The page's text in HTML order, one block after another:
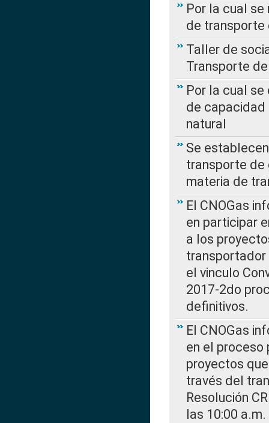
Por la cual
de transporte
Taller de
Transporte
Por la cual
de capacidad
natural
Se
transporte de
materia de
El CNOGas
en participar
a los
transportador
el vinculo
2017-2do
definitivos.
El CNOGas
en el proceso
proyectos
través del
Resolución
las 10:00